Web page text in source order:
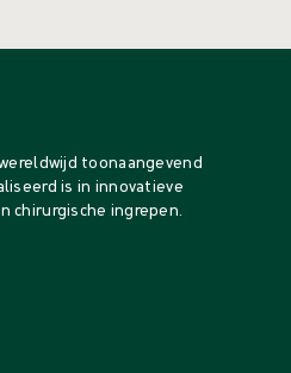
toonaangevend
is in innovatieve
chirurgische ingrepen.